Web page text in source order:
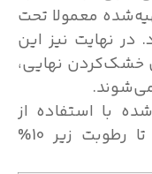
معمولا تحت
در نهایت نیز این
خشک‌کردن نهایی،
می‌شوند.
با استفاده از
سیستم خشک‌کن پاششی تا رطوبت زیر 10%